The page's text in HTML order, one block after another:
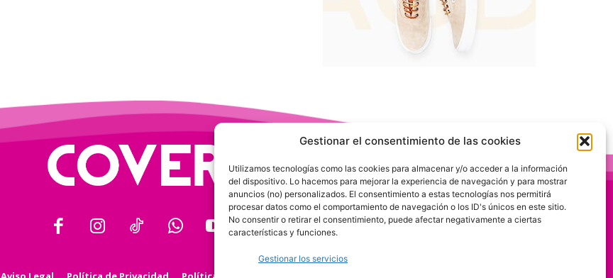
Gestionar el consentimiento de las cookies
Utilizamos tecnologías como las cookies para almacenar y/o acceder a la información
del dispositivo. Lo hacemos para mejorar la experiencia de navegación y para mostrar
anuncios (no) personalizados. El consentimiento a estas tecnologías nos permitirá
procesar datos como el comportamiento de navegación o los ID's únicos en este sitio.
No consentir o retirar el consentimiento, puede afectar negativamente a ciertas
características y funciones.
Gestionar los servicios